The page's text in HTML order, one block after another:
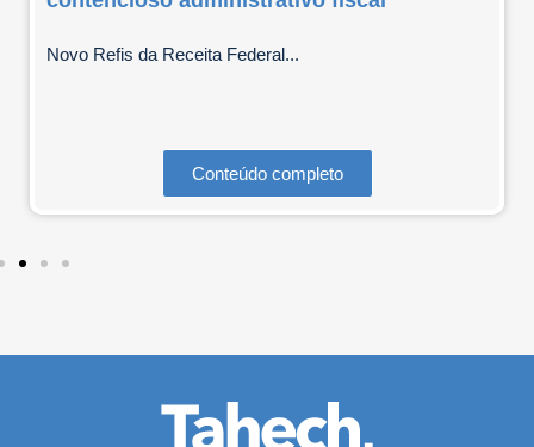
Novo Refis da Receita Federal...
Conteúdo completo